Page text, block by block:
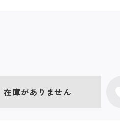
在庫がありません